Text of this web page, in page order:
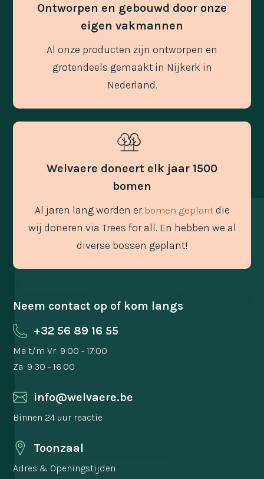
Ontworpen en gebouwd door onze
eigen vakmannen
Al onze producten zijn ontworpen en
grotendeels gemaakt in Nijkerk in
Nederland.
Welvaere doneert elk jaar 1500
bomen
Al jaren lang worden er bomen geplantdie
wij doneren via Trees for all. En hebben we al
diverse bossen geplant!
Neem contact op of kom langs
+32 56 89 16 55
Ma t/m Vr: 9:00 - 17:00
Za: 9:30 - 16:00
info@welvaere.be
Binnen 24 uur reactie
Toonzaal
Adres & Openingstijden